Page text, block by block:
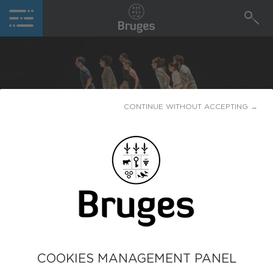
COOKIES MANAGEMENT PANEL
CONTINUE WITHOUT ACCEPTING →
LES GOGUETTES
12
MAI
Musique